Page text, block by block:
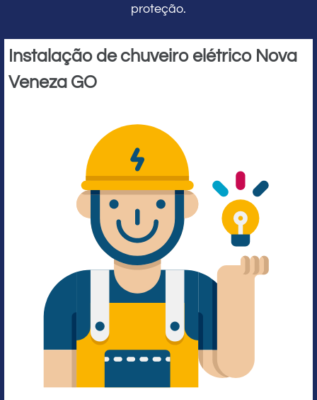
proteção.
Instalação de chuveiro elétrico Nova
Veneza GO